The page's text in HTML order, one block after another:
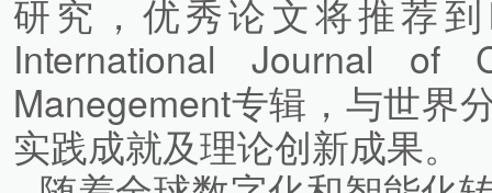
研究，优秀论文将推荐到
International Journal of
Manegement专辑，与世界
实践成就及理论创新成果。